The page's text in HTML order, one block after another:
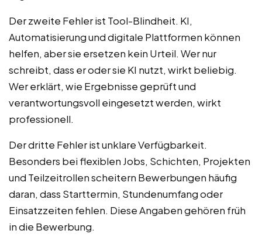
Der zweite Fehler ist Tool-Blindheit. KI,
Automatisierung und digitale Plattformen können
helfen, aber sie ersetzen kein Urteil. Wer nur
schreibt, dass er oder sie KI nutzt, wirkt beliebig.
Wer erklärt, wie Ergebnisse geprüft und
verantwortungsvoll eingesetzt werden, wirkt
professionell.
Der dritte Fehler ist unklare Verfügbarkeit.
Besonders bei flexiblen Jobs, Schichten, Projekten
und Teilzeitrollen scheitern Bewerbungen häufig
daran, dass Starttermin, Stundenumfang oder
Einsatzzeiten fehlen. Diese Angaben gehören früh
in die Bewerbung.